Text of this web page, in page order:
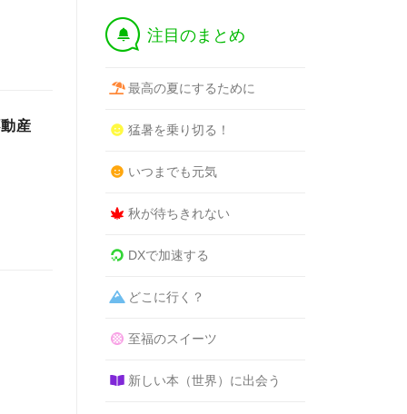
産
† 注目のまとめ
最高の夏にするために
猛暑を乗り切る！
いつまでも元気
秋が待ちきれない
DXで加速する
どこに行く？
至福のスイーツ
新しい本（世界）に出会う